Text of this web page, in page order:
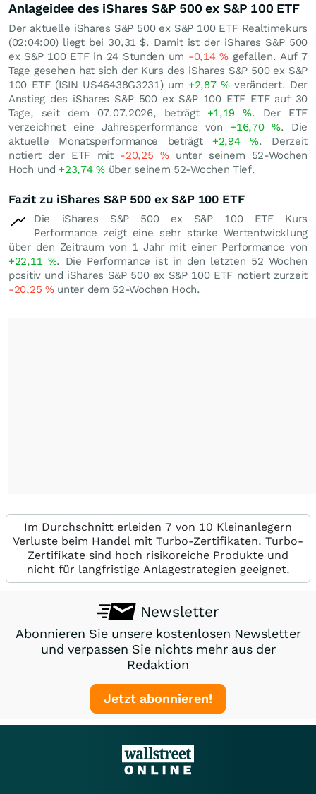
Anlageidee des iShares S&P 500 ex S&P 100 ETF
Der aktuelle iShares S&P 500 ex S&P 100 ETF Realtimekurs
(02:04:00) liegt bei 30,31 $. Damit ist der iShares S&P 500
ex S&P 100 ETF in 24 Stunden um -0,14% gefallen. Auf 7
Tage gesehen hat sich der Kurs des iShares S&P 500 ex S&P
100 ETF (ISIN US46438G3231) um +2,87%verändert. Der
Anstieg des iShares S&P 500 ex S&P 100 ETF ETF auf 30
Tage, seit dem 07.07.2026, beträgt +1,19%. Der ETF
verzeichnet eine Jahresperformance von +16,70%. Die
aktuelle Monatsperformance beträgt +2,94%. Derzeit
notiert der ETF mit -20,25 %unter seinem 52-Wochen
Hoch und +23,74%über seinem 52-Wochen Tief.
Fazit zu iShares S&P 500 ex S&P 100 ETF
Die iShares S&P 500 ex S&P 100 ETF Kurs
Performance zeigt eine sehr starke Wertentwicklung
über den Zeitraum von 1 Jahr mit einer Performance von
+22,11 %. Die Performance ist in den letzten 52 Wochen
positiv und iShares S&P 500 ex S&P 100 ETF notiert zurzeit
-20,25 %unter dem 52-Wochen Hoch.
Im Durchschnitt erleiden 7 von 10 Kleinanlegern
Verluste beim Handel mit Turbo-Zertifikaten. Turbo-
Zertifikate sind hoch risikoreiche Produkte und
nicht für langfristige Anlagestrategien geeignet.
Newsletter
Abonnieren Sie unsere kostenlosen Newsletter
und verpassen Sie nichts mehr aus der
Redaktion
Jetzt abonnieren!